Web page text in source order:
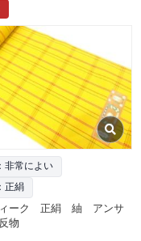
非常によい
正絹
ィーク 正絹 紬 アンサ
物